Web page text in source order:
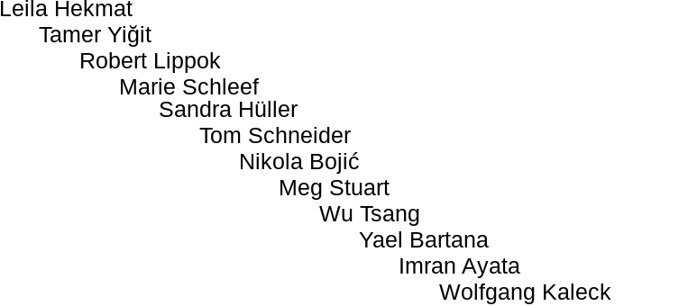
Leila Hekmat
Tamer Yiğit
Robert Lippok
Marie Schleef
Sandra Hüller
Tom Schneider
Nikola Bojić
Meg Stuart
Wu Tsang
Yael Bartana
Imran Ayata
Wolfgang Kaleck